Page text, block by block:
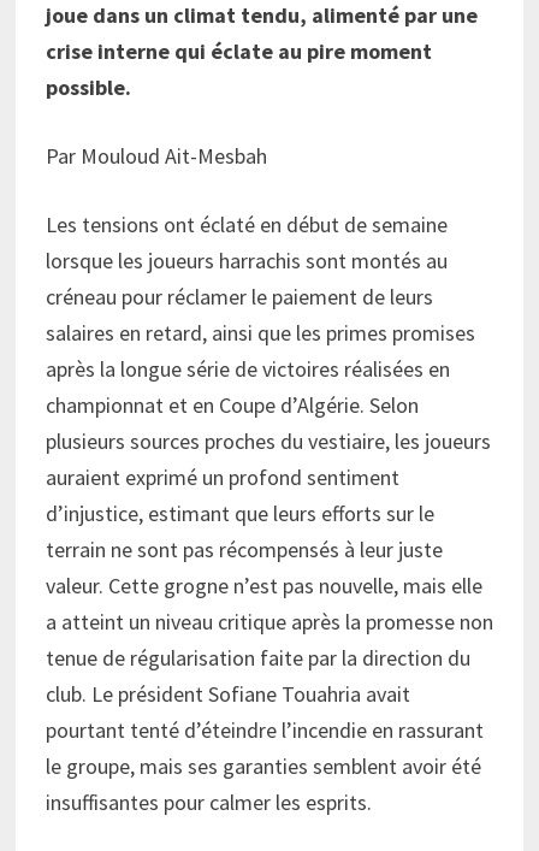
joue dans un climat tendu, alimenté par une
crise interne qui éclate au pire moment
possible.
Par Mouloud Ait-Mesbah
Les tensions ont éclaté en début de semaine
lorsque les joueurs harrachis sont montés au
créneau pour réclamer le paiement de leurs
salaires en retard, ainsi que les primes promises
après la longue série de victoires réalisées en
championnat et en Coupe d’Algérie. Selon
plusieurs sources proches du vestiaire, les joueurs
auraient exprimé un profond sentiment
d’injustice, estimant que leurs efforts sur le
terrain ne sont pas récompensés à leur juste
valeur. Cette grogne n’est pas nouvelle, mais elle
a atteint un niveau critique après la promesse non
tenue de régularisation faite par la direction du
club. Le président Sofiane Touahria avait
pourtant tenté d’éteindre l’incendie en rassurant
le groupe, mais ses garanties semblent avoir été
insuffisantes pour calmer les esprits.